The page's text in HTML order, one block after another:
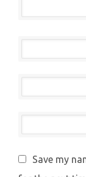
Save my